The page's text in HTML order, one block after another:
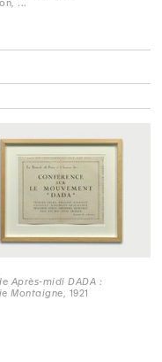
...
Après-midi DADA :
Montaigne , 1921